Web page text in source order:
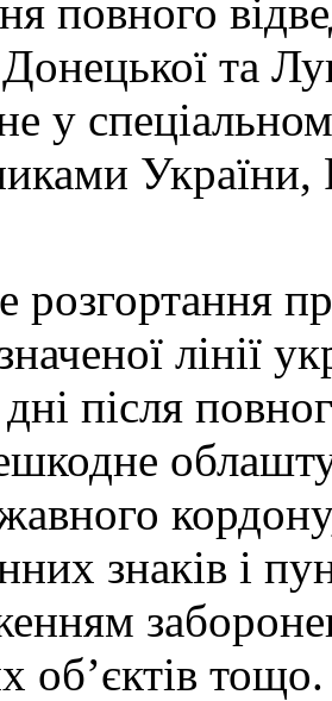
повного
Донецької та
у
розгортання
лінії
дні після
знаків і
об’єктів тощо.